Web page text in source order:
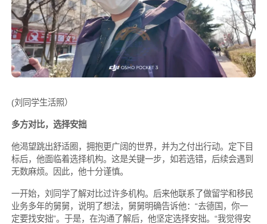
(刘同学生活照）
多方对比，选择安拙
他渴望跳出舒适圈，拥抱更广阔的世界，并为之付出行动。定下目
标后，他面临着选择机构。这是关键一步，如若选错，后续会遇到
无数麻烦。因此，他十分谨慎。
一开始，刘同学了解对比过许多机构。后来他联系了做留学和移民
业务多年的舅舅，说明了想法，舅舅明确告诉他：“去德国，你一
定要找安拙”。于是，在沟通了解后，他坚定选择安拙。“我觉得安